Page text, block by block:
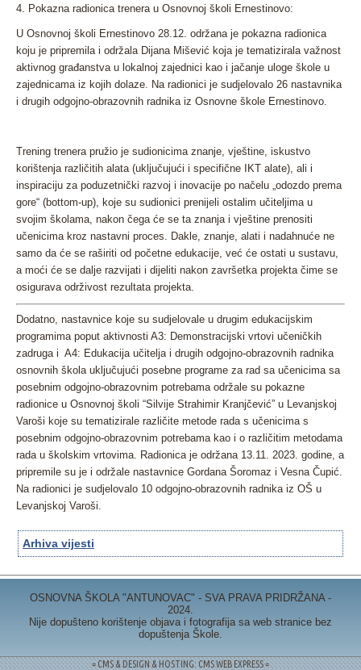
4. Pokazna radionica trenera u Osnovnoj školi Ernestinovo:
U Osnovnoj školi Ernestinovo 28.12. održana je pokazna radionica
koju je pripremila i održala Dijana Mišević koja je tematizirala važnost
aktivnog građanstva u lokalnoj zajednici kao i jačanje uloge škole u
zajednicama iz kojih dolaze. Na radionici je sudjelovalo 26 nastavnika
i drugih odgojno-obrazovnih radnika iz Osnovne škole Ernestinovo.
Trening trenera pružio je sudionicima znanje, vještine, iskustvo
korištenja različitih alata (uključujući i specifične IKT alate), ali i
inspiraciju za poduzetnički razvoj i inovacije po načelu „odozdo prema
gore“ (bottom-up), koje su sudionici prenijeli ostalim učiteljima u
svojim školama, nakon čega će se ta znanja i vještine prenositi
učenicima kroz nastavni proces. Dakle, znanje, alati i nadahnuće ne
samo da će se raširiti od početne edukacije, već će ostati u sustavu,
a moći će se dalje razvijati i dijeliti nakon završetka projekta čime se
osigurava održivost rezultata projekta.
Dodatno, nastavnice koje su sudjelovale u drugim edukacijskim
programima poput aktivnosti A3: Demonstracijski vrtovi učeničkih
zadruga i A4: Edukacija učitelja i drugih odgojno-obrazovnih radnika
osnovnih škola uključujući posebne programe za rad sa učenicima sa
posebnim odgojno-obrazovnim potrebama održale su pokazne
radionice u Osnovnoj školi “Silvije Strahimir Kranjčević” u Levanjskoj
Varoši koje su tematizirale različite metode rada s učenicima s
posebnim odgojno-obrazovnim potrebama kao i o različitim metodama
rada u školskim vrtovima. Radionica je održana 13.11. 2023. godine, a
pripremile su je i održale nastavnice Gordana Šoromaz i Vesna Čupić.
Na radionici je sudjelovalo 10 odgojno-obrazovnih radnika iz OŠ u
Levanjskoj Varoši.
Arhiva vijesti
OSNOVNA ŠKOLA "ANTUNOVAC" - SVA PRAVA PRIDRŽANA -
2024.
Nije dopušteno korištenje objava i fotografija sa web stranice bez
dopuštenja Škole.
= CMS & DESIGN & HOSTING: CMS WEB EXPRESS =